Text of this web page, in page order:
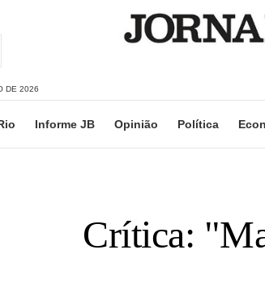
DE 2026
Informe JB Opinião Política
Crítica: